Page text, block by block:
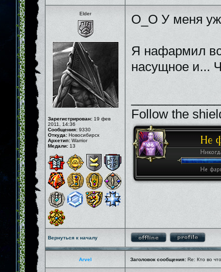
Elder
Зарегистрирован: 19 фев
2011, 14:36
Сообщения: 9330
Откуда: Новосибирск
Архетип: Warrior
Медали: 13
О_О У меня
Я нафармил
насущное и...
Follow the
Вернуться к началу
Arvel Заголовок сообщения: Re: Кто во